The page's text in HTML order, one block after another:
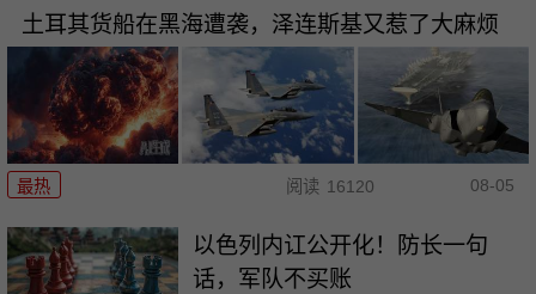
土耳其货船在黑海遭袭，泽连斯基又惹了大麻烦
最热 阅读 16120 08-05
以色列内讧公开化！防长一句
话，军队不买账